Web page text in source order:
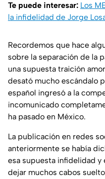
Te puede interesar: Los
la infidelidad de Jorge
Recordemos que hace
sobre la separación de la
una supuesta traición
desató mucho escándalo
español ingresó a la
incomunicado
ha pasado en México.
La publicación en redes
anteriormente se había
esa supuesta infidelidad
dejar muchos cabos